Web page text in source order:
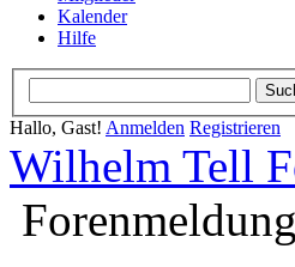
Kalender
Hilfe
Hallo, Gast! Anmelden Registrieren
Wilhelm Tell
Forenmeldung